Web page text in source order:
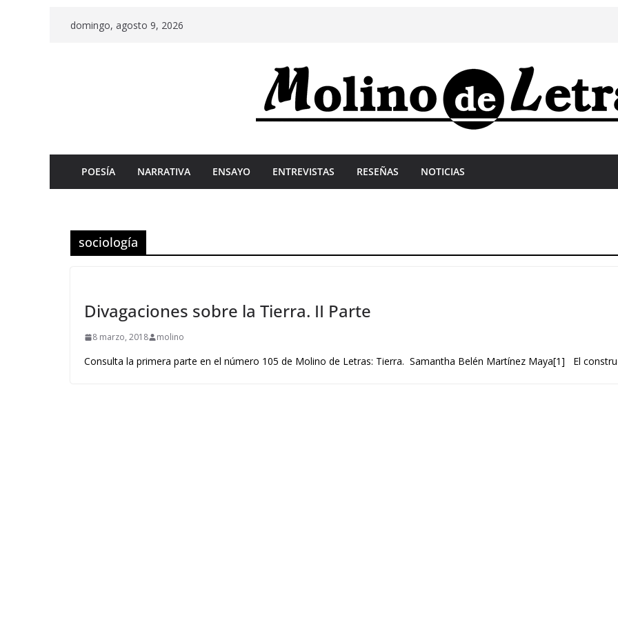
domingo, agosto 9, 2026
POESÍA NARRATIVA ENSAYO ENTREVISTAS RESEÑAS NOTICIAS
sociología
Divagaciones sobre la Tierra. II Parte
8 marzo, 2018 molino
Consulta la primera parte en el número 105 de Molino de Letras: Tierra. Samantha Belén Martínez Maya[1] El